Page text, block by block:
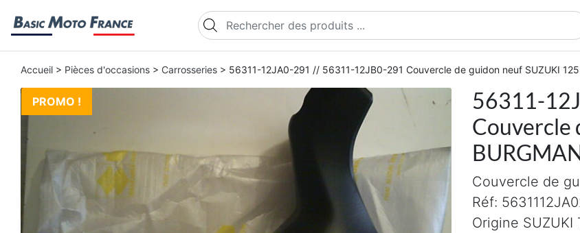
Recherche de produits
Accueil > Pièces d'occasions > Carrosseries > 56311-12JA0-291 // 56311-12JB0-291 Couvercle de guidon neuf SUZUKI 125
PROMO !
56311-
Couvercle
Couvercle de
Réf:
Origine SUZUKI